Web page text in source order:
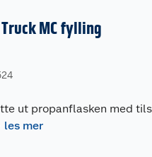
MC fylling
ut propanflasken med
les mer